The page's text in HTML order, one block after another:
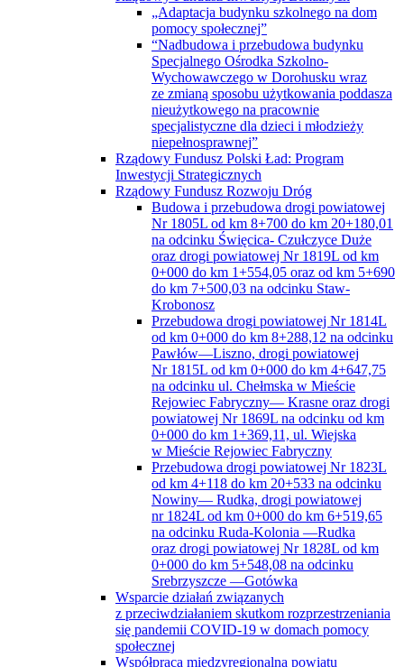
„Adaptacja budynku szkolnego na dom
pomocy społecznej”
“Nadbudowa i przebudowa budynku
Specjalnego Ośrodka Szkolno-
Wychowawczego w Dorohusku wraz
ze zmianą sposobu użytkowania poddasza
nieużytkowego na pracownie
specjalistyczne dla dzieci i młodzieży
niepełnosprawnej”
Rządowy Fundusz Polski Ład: Program
Inwestycji Strategicznych
Rządowy Fundusz Rozwoju Dróg
Budowa i przebudowa drogi powiatowej
Nr 1805L od km 8+700 do km 20+180,01
na odcinku Święcica- Czułczyce Duże
oraz drogi powiatowej Nr 1819L od km
0+000 do km 1+554,05 oraz od km 5+690
do km 7+500,03 na odcinku Staw-
Krobonosz
Przebudowa drogi powiatowej Nr 1814L
od km 0+000 do km 8+288,12 na odcinku
Pawłów—Liszno, drogi powiatowej
Nr 1815L od km 0+000 do km 4+647,75
na odcinku ul. Chełmska w Mieście
Rejowiec Fabryczny— Krasne oraz drogi
powiatowej Nr 1869L na odcinku od km
0+000 do km 1+369,11, ul. Wiejska
w Mieście Rejowiec Fabryczny
Przebudowa drogi powiatowej Nr 1823L
od km 4+118 do km 20+533 na odcinku
Nowiny— Rudka, drogi powiatowej
nr 1824L od km 0+000 do km 6+519,65
na odcinku Ruda-Kolonia —Rudka
oraz drogi powiatowej Nr 1828L od km
0+000 do km 5+548,08 na odcinku
Srebrzyszcze —Gotówka
Wsparcie działań związanych
z przeciwdziałaniem skutkom rozprzestrzeniania
się pandemii COVID-19 w domach pomocy
społecznej
Współpraca międzyregionalna powiatu